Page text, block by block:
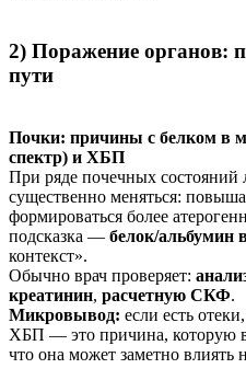
2) Поражение органов:
пути
Почки: причины с белком в
спектр) и ХБП
При ряде почечных
существенно меняться:
формироваться более
подсказка — белок/альбумин
контекст».
Обычно врач проверяет:
креатинин, расчетную СКФ.
Микровывод: если есть
ХБП — это причина, которую
что она может заметно влиять